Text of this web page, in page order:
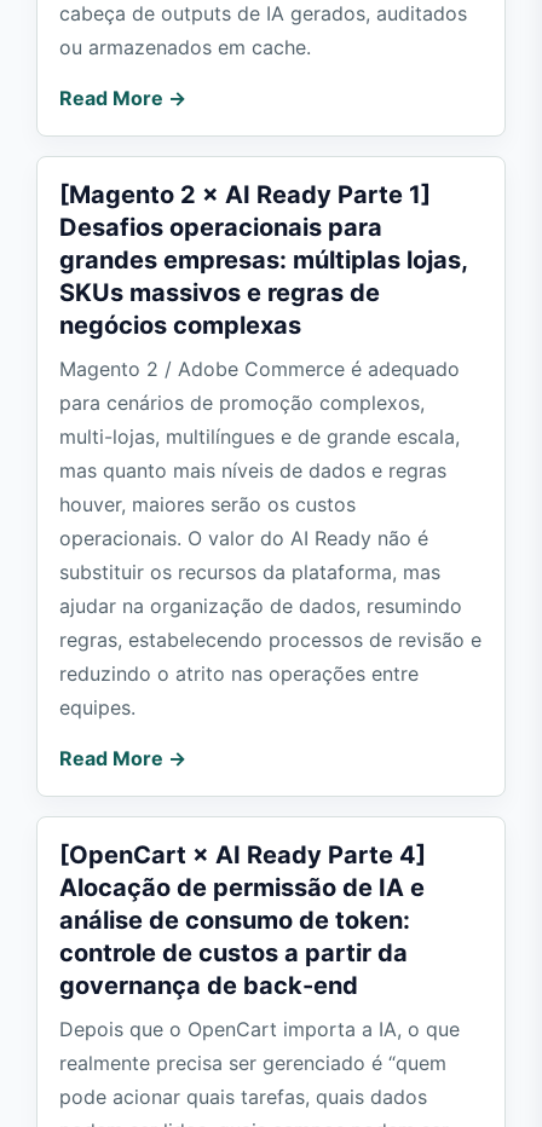
cabeça de outputs de IA gerados, auditados
ou armazenados em cache.
Read More →
[Magento 2 × AI Ready Parte 1]
Desafios operacionais para
grandes empresas: múltiplas lojas,
SKUs massivos e regras de
negócios complexas
Magento 2 / Adobe Commerce é adequado
para cenários de promoção complexos,
multi-lojas, multilíngues e de grande escala,
mas quanto mais níveis de dados e regras
houver, maiores serão os custos
operacionais. O valor do AI Ready não é
substituir os recursos da plataforma, mas
ajudar na organização de dados, resumindo
regras, estabelecendo processos de revisão e
reduzindo o atrito nas operações entre
equipes.
Read More →
[OpenCart × AI Ready Parte 4]
Alocação de permissão de IA e
análise de consumo de token:
controle de custos a partir da
governança de back-end
Depois que o OpenCart importa a IA, o que
realmente precisa ser gerenciado é “quem
pode acionar quais tarefas, quais dados